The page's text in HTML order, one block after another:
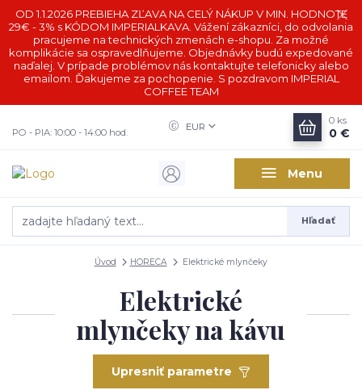
OD 1.1.2026 PREBIEHA ZĽAVA NA CELÝ NÁKUP V MIN. HODNOTE
29€ - 3% s KÓDOM IMPERIALKAVA. Vážení zákazníci, do odvolania
pracujeme na technických zmenách e-shopu. Za možné
komplikácie sa ospravedlňujeme. Objednávky budú expedované
naďalej. V prípade problémov nás kontaktujte telefonicky alebo
emailom. Ďakujeme za pochopenie. S pozdravom IMPERIAL
COFFEE TEAM
Menu
EUR
Hľadať
PO - PIA: 10:00 - 14:00 hod.
0 ks
0 €
Úvod HORECA Elektrické mlynčeky
Elektrické
mlynčeky na kávu
Upresniť parametre